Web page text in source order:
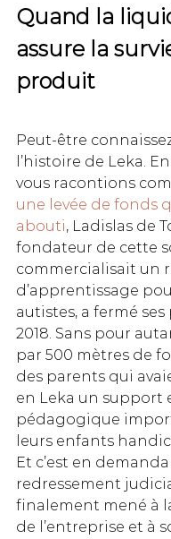
Quand la
assure la
produit
Peut-être
l’histoire de Leka.
vous racontions
une levée de fonds
abouti, Ladislas de
fondateur de cette
commercialisait un
d’apprentissage
autistes, a fermé
2018. Sans pour
par 500 mètres de
des parents qui
en Leka un support
pédagogique
leurs enfants
Et c’est en
redressement
finalement mené à
de l’entreprise et à